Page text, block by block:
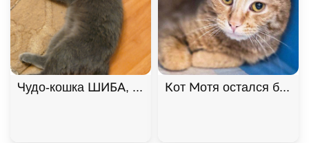
Чудо-кошка ШИБА, русская голубая ищет дом. В
Кот Мотя остался без